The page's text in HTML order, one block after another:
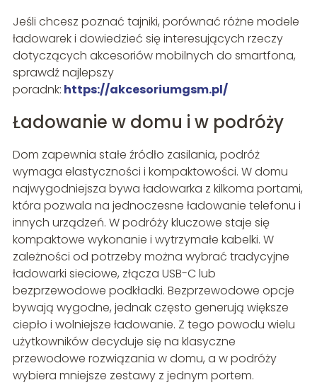
Jeśli chcesz poznać tajniki, porównać różne modele
ładowarek i dowiedzieć się interesujących rzeczy
dotyczących akcesoriów mobilnych do smartfona,
sprawdź najlepszy
poradnk: https://akcesoriumgsm.pl/
Ładowanie w domu i w podróży
Dom zapewnia stałe źródło zasilania, podróż
wymaga elastyczności i kompaktowości. W domu
najwygodniejsza bywa ładowarka z kilkoma portami,
która pozwala na jednoczesne ładowanie telefonu i
innych urządzeń. W podróży kluczowe staje się
kompaktowe wykonanie i wytrzymałe kabelki. W
zależności od potrzeby można wybrać tradycyjne
ładowarki sieciowe, złącza USB-C lub
bezprzewodowe podkładki. Bezprzewodowe opcje
bywają wygodne, jednak często generują większe
ciepło i wolniejsze ładowanie. Z tego powodu wielu
użytkowników decyduje się na klasyczne
przewodowe rozwiązania w domu, a w podróży
wybiera mniejsze zestawy z jednym portem.